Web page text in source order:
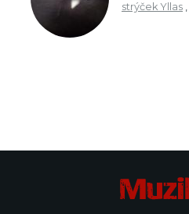
strýček Yllas ,